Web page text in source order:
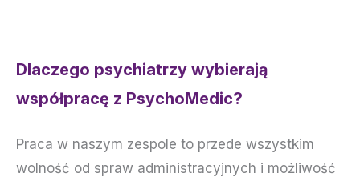
Dlaczego psychiatrzy wybierają
współpracę z PsychoMedic?
Praca w naszym zespole to przede wszystkim
wolność od spraw administracyjnych i możliwość